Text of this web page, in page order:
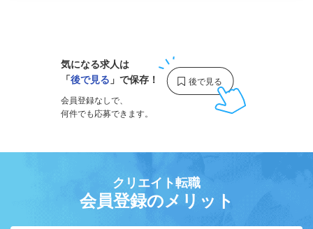
気になる求人は
「後で見る 」で保存！
会員登録なしで、
何件でも応募できます。
クリエイト転職
会員登録のメリット